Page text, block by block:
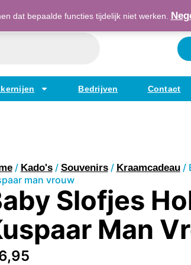
dat bepaalde functies tijdelijk niet werken.
bedrijven
Bedrijven Contact
/ Kado's/ Souvenirs/ Kraamcadeau/
man vrouw
Slofjes
Man